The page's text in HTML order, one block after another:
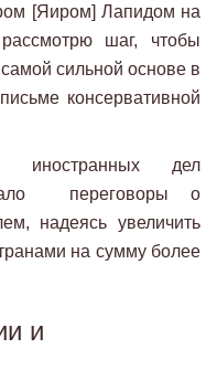
[Яиром] Лапидом на
шаг, чтобы
сильной основе в
консервативной
иностранных дел
переговоры о
надеясь увеличить
на сумму более
и